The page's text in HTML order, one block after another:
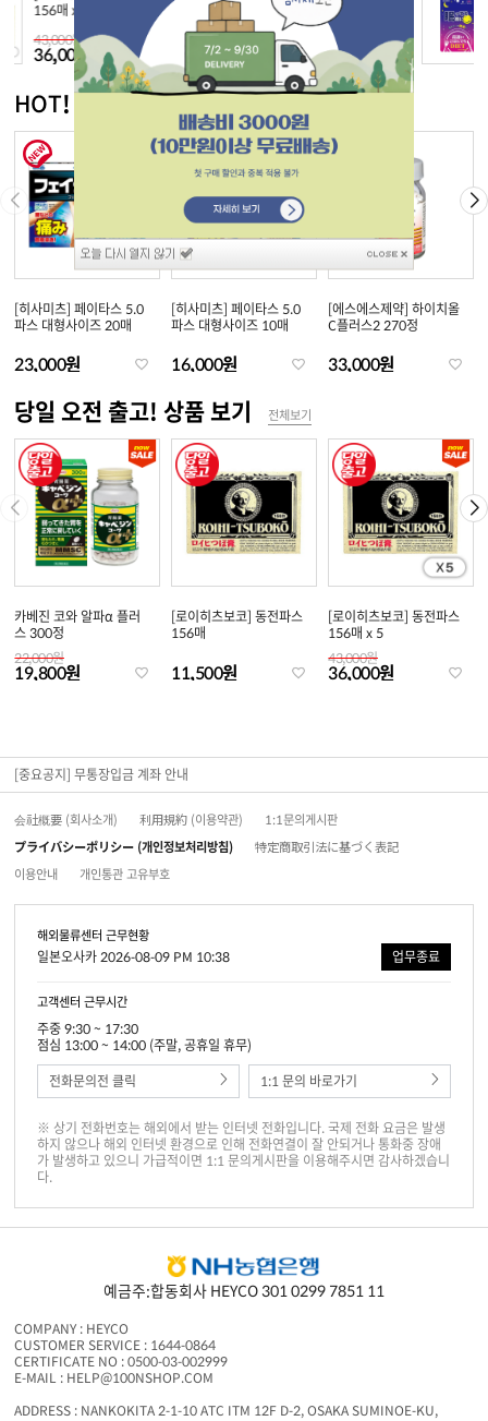
11,200원 25,500원
HOT! 신상품 보기
[히사미츠] 페이타스 5.0
파스 대형사이즈 20매
23,000원
[히사미츠] 페이타스 5.0
파스 대형사이즈 10매
16,000원
[에스에스제약] 하이치올
C플러스2 270정
33,000원
당일 오전 출고! 상품 보기 전체보기
카베진 코와 알파α 플러
스 300정
22,000원
19,800원
[로이히츠보코] 동전파스
156매
11,500원
[로이히츠보코] 동전파스
156매 x 5
43,000원
36,000원
[중요공지] 무통장입금 계좌 안내
会社概要 (회사소개) 利用規約 (이용약관)
1:1문의게시판
プライバシーポリシー (개인정보처리방침)
特定商取引法に基づく表記
이용안내
개인통관 고유부호
해외물류센터 근무현황
일본오사카 2026-08-09 PM 10:38 업무종료
고객센터 근무시간
주중 9:30 ~ 17:30
점심 13:00 ~ 14:00 (주말, 공휴일 휴무)
전화문의전 클릭
1:1 문의 바로가기
※ 상기 전화번호는 해외에서 받는 인터넷 전화입니다. 국제 전화 요금은 발생
하지 않으나 해외 인터넷 환경으로 인해 전화연결이 잘 안되거나 통화중 장애
가 발생하고 있으니 가급적이면 1:1 문의게시판을 이용해주시면 감사하겠습니
다.
예금주:합동회사 HEYCO 301 0299 7851 11
COMPANY : HEYCO
CUSTOMER SERVICE : 1644-0864
CERTIFICATE NO : 0500-03-002999
E-MAIL : HELP@100NSHOP.COM
ADDRESS : NANKOKITA 2-1-10 ATC ITM 12F D-2, OSAKA SUMINOE-KU,